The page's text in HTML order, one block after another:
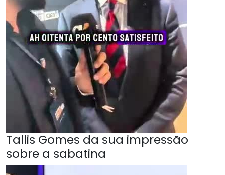
Tallis Gomes da sua impressão
sobre a sabatina